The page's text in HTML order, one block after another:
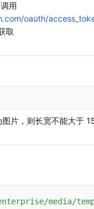
oauth/
取
片，则长宽不能大于
media/temp/